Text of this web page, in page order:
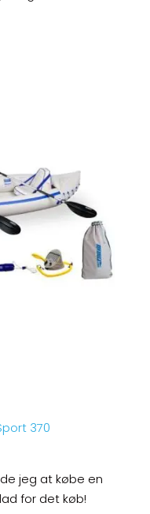
370
jeg at købe en
for det køb!